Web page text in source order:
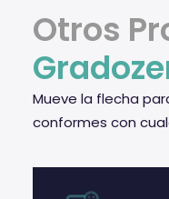
Otros
Mueve la flecha
conformes con